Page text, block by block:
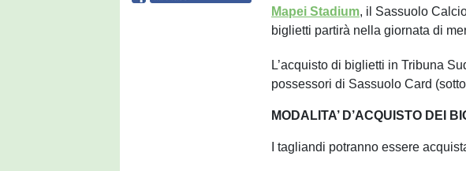
Mapei Stadium, il Sassuolo
biglietti partirà nella giornata di
L’acquisto di biglietti in Tribuna
possessori di Sassuolo Card
MODALITA’ D’ACQUISTO DEI
I tagliandi potranno essere